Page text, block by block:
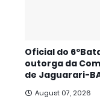
Oficial do
outorga da
de Jaguarari-
August 07, 2026